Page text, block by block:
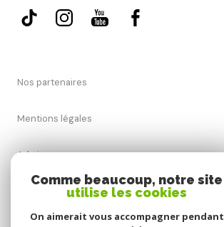
Nos partenaires
Mentions légales
Admin
Nos honoraires
Comme beaucoup, notre site
utilise les cookies
On aimerait vous accompagner pendant